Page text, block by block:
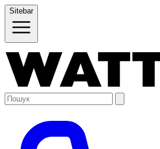
Sitebar